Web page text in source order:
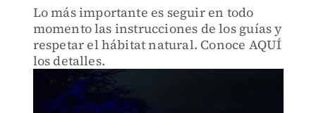
Lo más importante es seguir en todo
momento las instrucciones de los guías y
respetar el hábitat natural. Conoce AQUÍ
los detalles.